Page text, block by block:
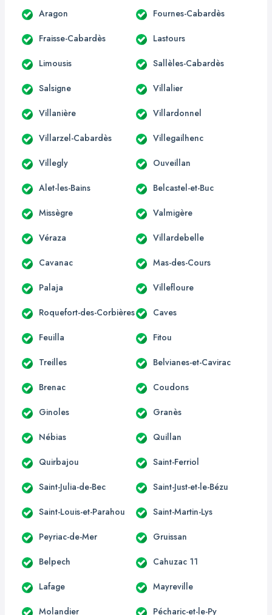
Aragon Fournes-Cabardès
Fraisse-Cabardès Lastours
Limousis Sallèles-Cabardès
Salsigne Villalier
Villanière Villardonnel
Villarzel-Cabardès Villegailhenc
Villegly Ouveillan
Alet-les-Bains Belcastel-et-Buc
Missègre Valmigère
Véraza Villardebelle
Cavanac Mas-des-Cours
Palaja Villefloure
Roquefort-des-Corbières Caves
Feuilla Fitou
Treilles Belvianes-et-Cavirac
Brenac Coudons
Ginoles Granès
Nébias Quillan
Quirbajou Saint-Ferriol
Saint-Julia-de-Bec Saint-Just-et-le-Bézu
Saint-Louis-et-Parahou Saint-Martin-Lys
Peyriac-de-Mer Gruissan
Belpech Cahuzac 11
Lafage Mayreville
Molandier Pécharic-et-le-Py